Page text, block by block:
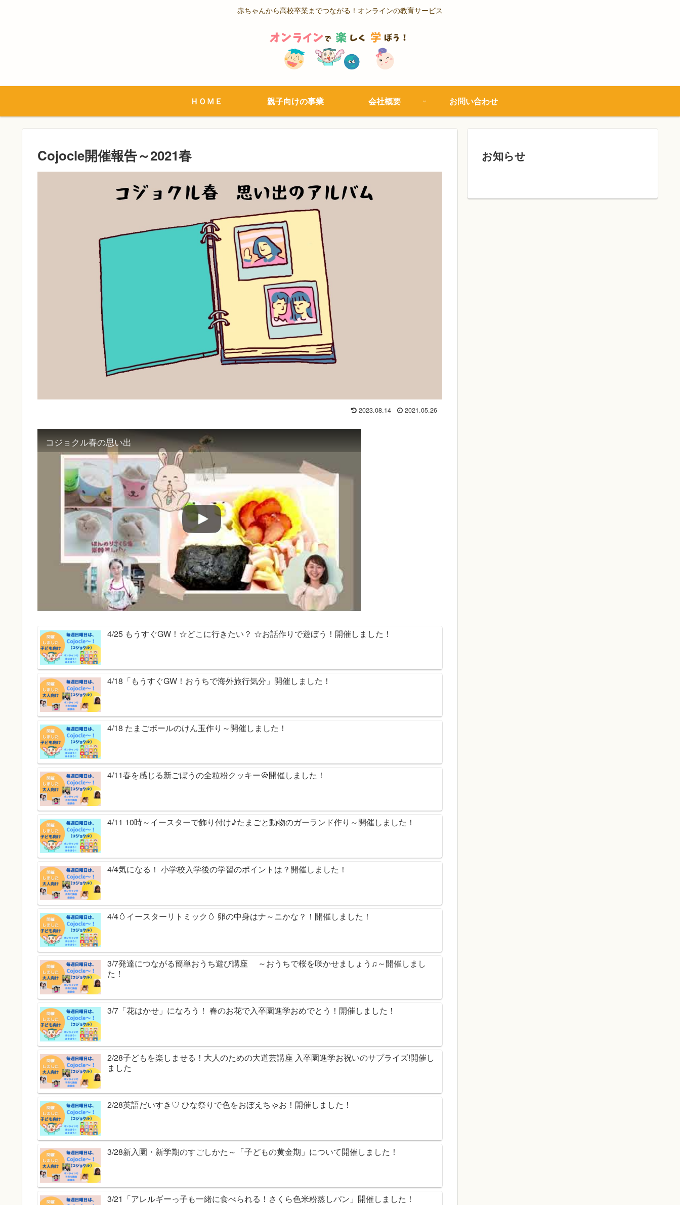
赤ちゃんから高校卒業までつながる！オンラインの教育サービス
ＨＯＭＥ 親子向けの事業 会社概要 お問い合わせ
Cojocle開催報告～2021春
2023.08.14 2021.05.26
コジョクル春の思い出
4/25 もうすぐGW！☆どこに行きたい？ ☆お話作りで遊ぼう！開催しました！
4/18「もうすぐGW！おうちで海外旅行気分」開催しました！
4/18 たまごボールのけん玉作り～開催しました！
4/11春を感じる新ごぼうの全粒粉クッキー🍪開催しました！
4/11 10時～イースターで飾り付け♪たまごと動物のガーランド作り～開催しました！
4/4気になる！ 小学校入学後の学習のポイントは？開催しました！
4/4🥚イースターリトミック🥚 卵の中身はナ～ニかな？！開催しました！
3/7発達につながる簡単おうち遊び講座 ～おうちで桜を咲かせましょう♫～開催しまし
た！
3/7「花はかせ」になろう！ 春のお花で入卒園進学おめでとう！開催しました！
2/28子どもを楽しませる！大人のための大道芸講座 入卒園進学お祝いのサプライズ!開催し
ました
2/28英語だいすき♡ ひな祭りで色をおぼえちゃお！開催しました！
3/28新入園・新学期のすごしかた～「子どもの黄金期」について開催しました！
3/21「アレルギーっ子も一緒に食べられる！さくら色米粉蒸しパン」開催しました！
お知らせ